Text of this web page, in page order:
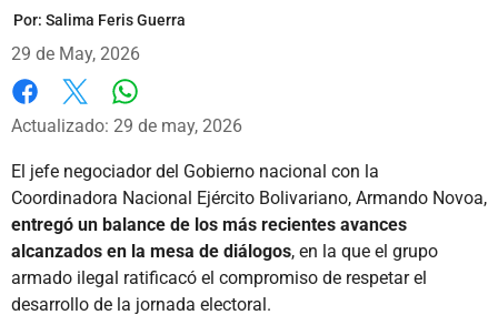
Por: Salima Feris Guerra
29 de May, 2026
Facebook
X
Actualizado: 29 de may, 2026
El jefe negociador del Gobierno nacional con la
Coordinadora Nacional Ejército Bolivariano, Armando Novoa,
entregó un balance de los más recientes avances
alcanzados en la mesa de diálogos, en la que el grupo
armado ilegal ratificacó el compromiso de respetar el
desarrollo de la jornada electoral.